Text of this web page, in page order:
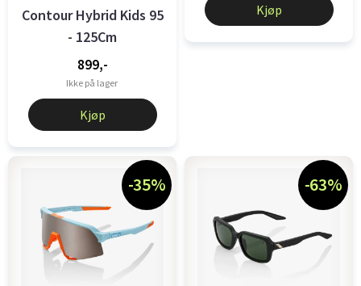
Contour Hybrid Kids 95
- 125Cm
899,-
Ikke på lager
Kjøp
Kjøp
-35% -63%